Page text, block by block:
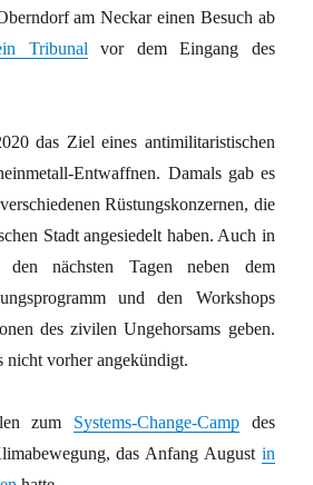
am Neckar einen Besuch ab
Tribunal vor dem Eingang des
das Ziel eines antimilitaristischen
Entwaffnen. Damals gab es
Rüstungskonzernen, die
Stadt angesiedelt haben. Auch in
nächsten Tagen neben dem
und den Workshops
des zivilen Ungehorsams geben.
nicht vorher angekündigt.
zum Systems-Change-Campdes
das Anfang August in